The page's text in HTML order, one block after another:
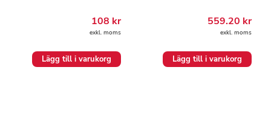
108 kr
exkl. moms
Lägg till i varukorg
559.20 kr
exkl. moms
Lägg till i varukorg